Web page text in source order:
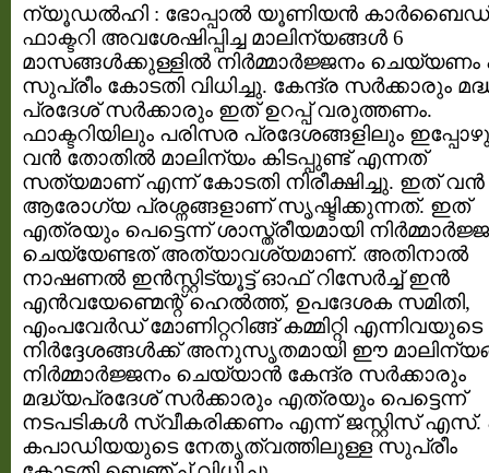
ന്യൂഡൽഹി : ഭോപ്പാൽ യൂണിയൻ കാർബൈഡ്
ഫാക്ടറി അവശേഷിപ്പിച്ച മാലിന്യങ്ങൾ 6
മാസങ്ങൾക്കുള്ളിൽ നിർമ്മാർജ്ജനം ചെയ്യണം
സുപ്രീം കോടതി വിധിച്ചു. കേന്ദ്ര സർക്കാരും
പ്രദേശ് സർക്കാരും ഇത് ഉറപ്പ് വരുത്തണം.
ഫാക്ടറിയിലും പരിസര പ്രദേശങ്ങളിലും
വൻ തോതിൽ മാലിന്യം കിടപ്പുണ്ട് എന്നത്
സത്യമാണ് എന്ന് കോടതി നിരീക്ഷിച്ചു. ഇത് വൻ
ആരോഗ്യ പ്രശ്നങ്ങളാണ് സൃഷ്ടിക്കുന്നത്. ഇത്
എത്രയും പെട്ടെന്ന് ശാസ്ത്രീയമായി
ചെയ്യേണ്ടത് അത്യാവശ്യമാണ്. അതിനാൽ
നാഷണൽ ഇൻസ്റ്റിട്യൂട്ട് ഓഫ് റിസേർച്ച് ഇൻ
എൻവയേണ്മെന്റ് ഹെൽത്ത്, ഉപദേശക സമിതി,
എംപവേർഡ് മോണിറ്ററിങ്ങ് കമ്മിറ്റി എന്നിവയുടെ
നിർദ്ദേശങ്ങൾക്ക് അനുസൃതമായി ഈ
നിർമ്മാർജ്ജനം ചെയ്യാൻ കേന്ദ്ര സർക്കാരും
മദ്ധ്യപ്രദേശ് സർക്കാരും എത്രയും പെട്ടെന്ന്
നടപടികൾ സ്വീകരിക്കണം എന്ന് ജസ്റ്റിസ് എസ്.
കപാഡിയയുടെ നേതൃത്വത്തിലുള്ള സുപ്രീം